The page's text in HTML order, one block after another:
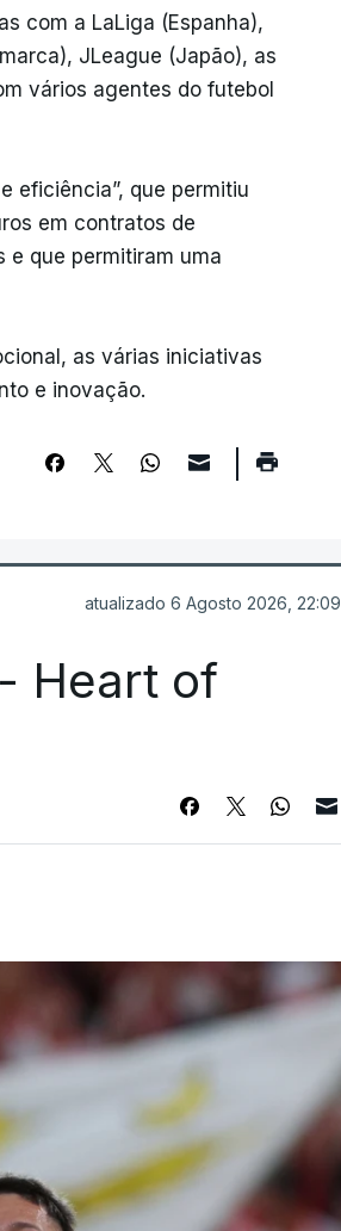
com a LaLiga (Espanha),
JLeague (Japão), as
vários agentes do futebol
eficiência”, que permitiu
em contratos de
que permitiram uma
as várias iniciativas
e inovação.
atualizado 6 Agosto 2026, 22:09
Heart of